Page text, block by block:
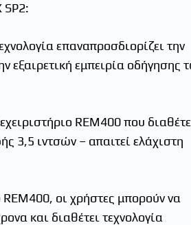
SP2:
επαναπροσδιορίζει την
εξαιρετική εμπειρία οδήγησης
REM400 που
3,5 ιντσών – απαιτεί ελάχιστη
οι χρήστες μπορούν να
και διαθέτει τεχνολογία